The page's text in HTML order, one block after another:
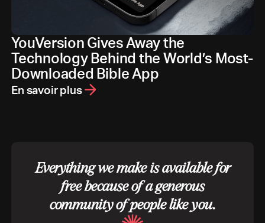
YouVersion Gives Away the
Technology Behind the World’s Most-
Downloaded Bible App
En savoir plus
Everything we make is available for
free because of a generous
community of people like you.